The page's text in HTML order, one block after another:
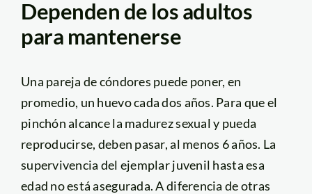
Dependen de los adultos
para mantenerse
Una pareja de cóndores puede poner, en
promedio, un huevo cada dos años. Para que el
pinchón alcance la madurez sexual y pueda
reproducirse, deben pasar, al menos 6 años. La
supervivencia del ejemplar juvenil hasta esa
edad no está asegurada. A diferencia de otras